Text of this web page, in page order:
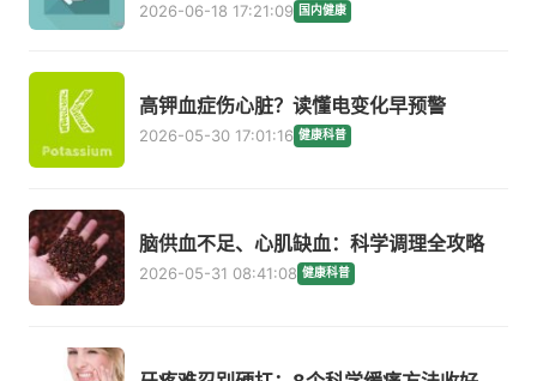
2026-06-18 17:21:09 国内健康
高钾血症伤心脏？读懂电变化早预警
2026-05-30 17:01:16 健康科普
脑供血不足、心肌缺血：科学调理全攻略
2026-05-31 08:41:08 健康科普